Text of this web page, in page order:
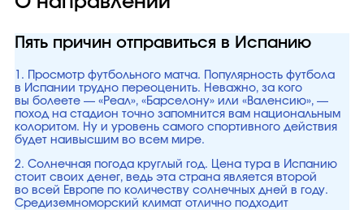
Пять причин отправиться в Испанию
1. Просмотр футбольного матча. Популярность футбола
в Испании трудно переоценить. Неважно, за кого
вы болеете — «Реал», «Барселону» или «Валенсию», —
поход на стадион точно запомнится вам национальным
колоритом. Ну и уровень самого спортивного действия
будет наивысшим во всем мире.
2. Солнечная погода круглый год. Цена тура в Испанию
стоит своих денег, ведь эта страна является второй
во всей Европе по количеству солнечных дней в году.
Средиземноморский климат отлично подходит